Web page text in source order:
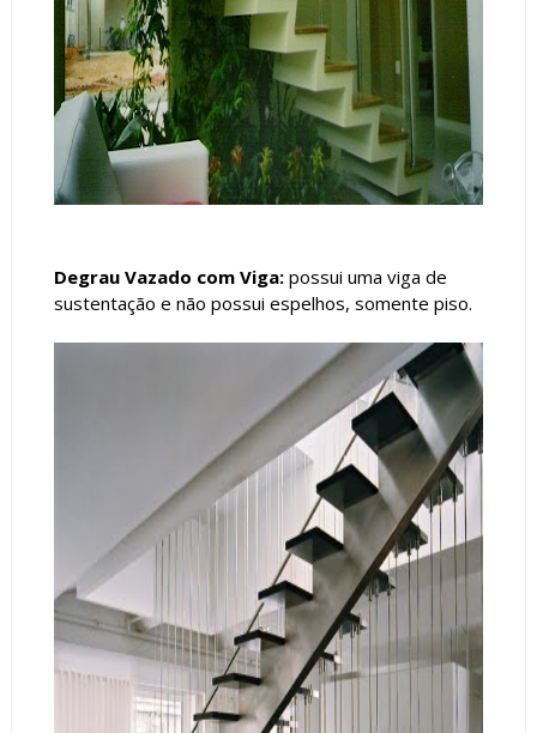
Degrau Vazado com Viga:possui uma viga de
sustentação e não possui espelhos, somente piso.